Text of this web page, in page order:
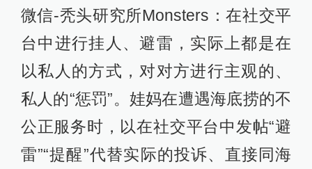
微信-秃头研究所Monsters：在社交平
台中进行挂人、避雷，实际上都是在
以私人的方式，对对方进行主观的、
私人的“惩罚”。娃妈在遭遇海底捞的不
公正服务时，以在社交平台中发帖“避
雷”“提醒”代替实际的投诉、直接同海